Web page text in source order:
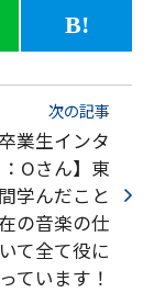
B!
次の記事
卒業生インタ
Oさん】東
学んだこと
の音楽の仕
て全て役に
ています！